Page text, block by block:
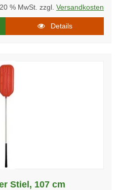
% MwSt. zzgl. Versandkosten
Details
Stiel, 107 cm